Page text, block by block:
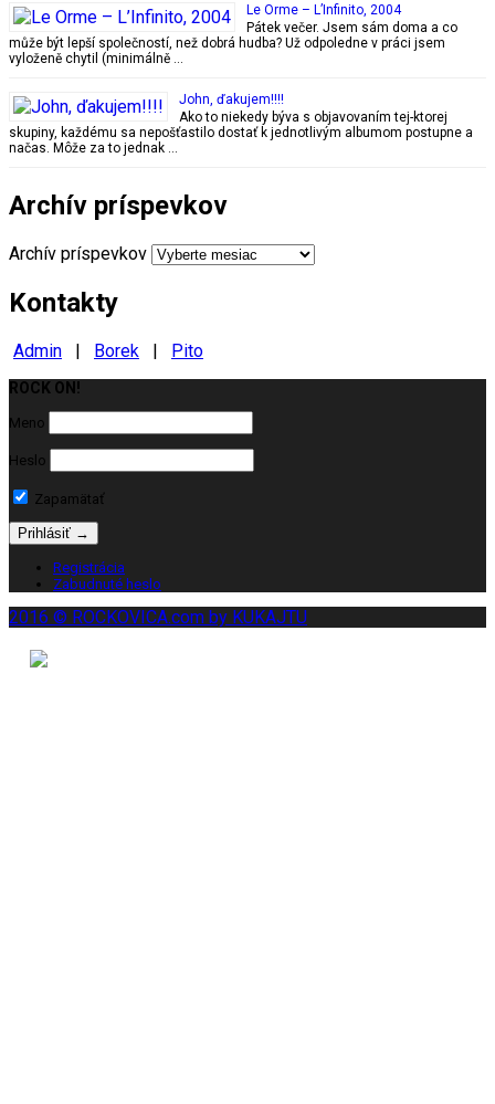
Le Orme ‎– L’Infinito, 2004
Pátek večer. Jsem sám doma a co
může být lepší společností, než dobrá hudba? Už odpoledne v práci jsem
vyloženě chytil (minimálně …
John, ďakujem!!!!
Ako to niekedy býva s objavovaním tej-ktorej
skupiny, každému sa nepošťastilo dostať k jednotlivým albumom postupne a
načas. Môže za to jednak …
Archív príspevkov
Archív príspevkov
Kontakty
Admin | Borek | Pito
Milujeme ROCK
ROCK ON!
Meno
Heslo
Zapamätať
Registrácia
Zabudnuté heslo
2016 © ROCKOVICA.com by KUKAJTU